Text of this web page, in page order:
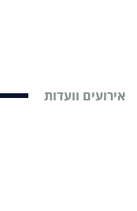
אירועים וועדות